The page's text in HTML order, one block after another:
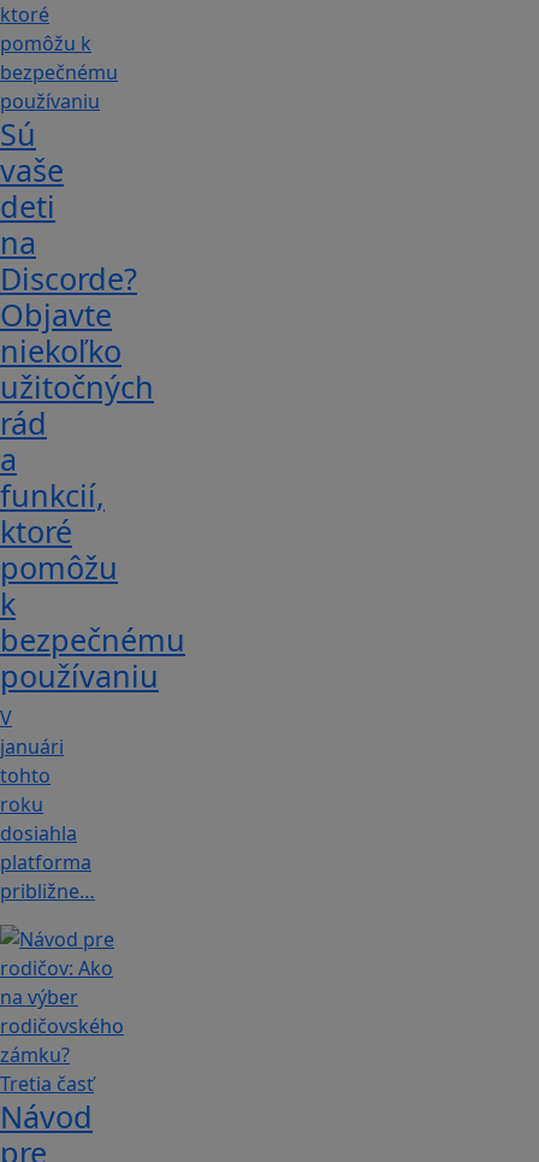
Sú
vaše
deti
na
Discorde?
Objavte
niekoľko
užitočných
rád
a
funkcií,
ktoré
pomôžu
k
bezpečnému
používaniu
V
januári
tohto
roku
dosiahla
platforma
približne…
Návod
pre